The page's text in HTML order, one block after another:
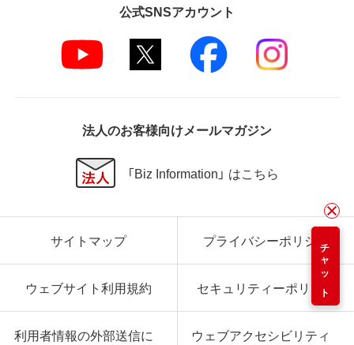
チャット
公式SNSアカウント
法人のお客様向けメールマガジン
「Biz Information」 はこちら
サイトマップ プライバシーポリシー
ウェブサイト利用規約 セキュリティーポリシー
利用者情報の外部送信に
ウェブアクセシビリティ